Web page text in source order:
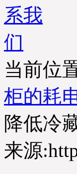
当前位
柜的耗
降低冷
来源